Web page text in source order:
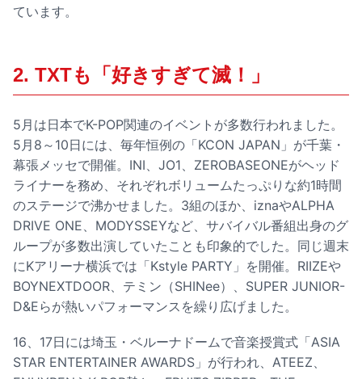
ています。
2. TXTも「好きすぎて滅！」
5月は日本でK-POP関連のイベントが多数行われました。
5月8～10日には、毎年恒例の「KCON JAPAN」が千葉・
幕張メッセで開催。INI、JO1、ZEROBASEONEがヘッド
ライナーを務め、それぞれボリュームたっぷりな約1時間
のステージで沸かせました。3組のほか、iznaやALPHA
DRIVE ONE、MODYSSEYなど、サバイバル番組出身のグ
ループが多数出演していたことも印象的でした。同じ週末
にKアリーナ横浜では「Kstyle PARTY」を開催。RIIZEや
BOYNEXTDOOR、テミン（SHINee）、SUPER JUNIOR-
D&Eらが熱いパフォーマンスを繰り広げました。
16、17日には埼玉・ベルーナドームで音楽授賞式「ASIA
STAR ENTERTAINER AWARDS」が行われ、ATEEZ、